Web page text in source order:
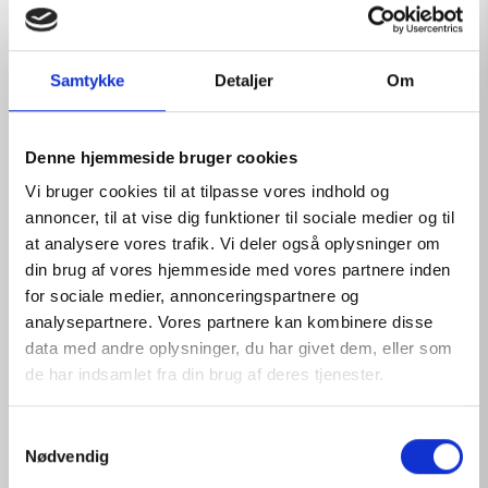
Samtykke Detaljer Om
Denne hjemmeside bruger cookies
Vi bruger cookies til at tilpasse vores indhold og
annoncer, til at vise dig funktioner til sociale medier og til
at analysere vores trafik. Vi deler også oplysninger om
din brug af vores hjemmeside med vores partnere inden
for sociale medier, annonceringspartnere og
analysepartnere. Vores partnere kan kombinere disse
data med andre oplysninger, du har givet dem, eller som
de har indsamlet fra din brug af deres tjenester.
Nødvendig